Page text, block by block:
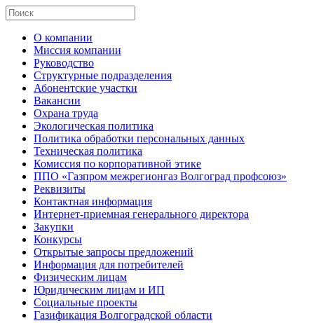
О компании
Миссия компании
Руководство
Структурные подразделения
Абонентские участки
Вакансии
Охрана труда
Экологическая политика
Политика обработки персональных данных
Техническая политика
Комиссия по корпоративной этике
ППО «Газпром межрегионгаз Волгоград профсоюз»
Реквизиты
Контактная информация
Интернет-приемная генерального директора
Закупки
Конкурсы
Открытые запросы предложений
Информация для потребителей
Физическим лицам
Юридическим лицам и ИП
Социальные проекты
Газификация Волгоградской области